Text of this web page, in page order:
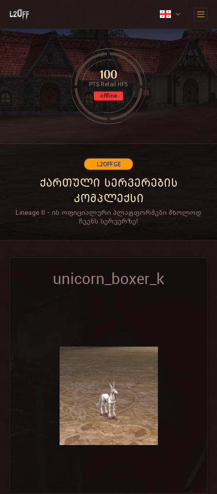
L2OFF.GE
ქართული სერვერების
კომპლექსი
Lineage II - ის ოფიციალური პლატფორმები მხოლოდ
ჩვენს სერვერზე!
100
PTS Retail HF5
offline
unicorn_boxer_k